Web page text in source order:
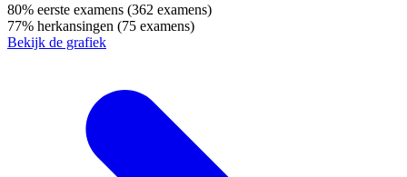
80% eerste examens (362 examens)
77% herkansingen (75 examens)
Bekijk de grafiek